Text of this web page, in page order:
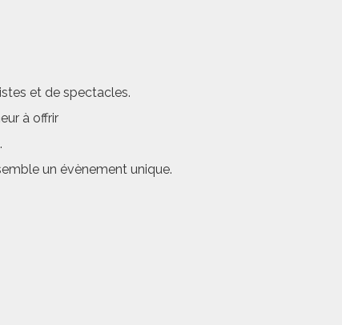
et de spectacles.
à offrir
un évènement unique.